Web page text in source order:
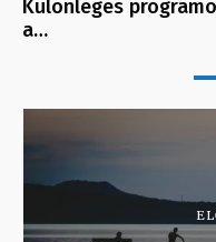
Különleges
a…